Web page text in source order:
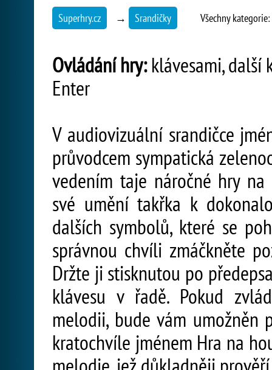
Superhry.cz → Srandičky Všechny kategorie:
Ovládání hry:klávesami, další
Enter
V audiovizuální srandičce
průvodcem sympatická
vedením taje náročné hry
své umění takřka k
dalších symbolů, které se
správnou chvíli zmáčkněte
Držte ji stisknutou po
klávesu v řadě. Pokud
melodii, bude vám umožněn
kratochvíle jménem Hra na